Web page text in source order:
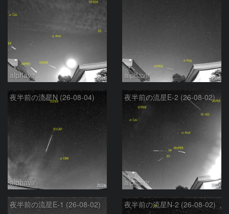
alphavir alphavir
夜半前の流星N (26-08-04)
alphavir
夜半前の流星E-2 (26-08-02)
alphavir
夜半前の流星E-1 (26-08-02) 夜半前の流星N-2 (26-08-02)